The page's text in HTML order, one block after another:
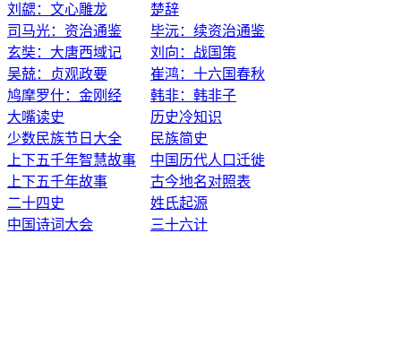
刘勰：文心雕龙
楚辞
司马光：资治通鉴
毕沅：续资治通鉴
玄奘：大唐西域记
刘向：战国策
吴兢：贞观政要
崔鸿：十六国春秋
鸠摩罗什：金刚经
韩非：韩非子
大嘴读史
历史冷知识
少数民族节日大全
民族简史
上下五千年智慧故事
中国历代人口迁徙
上下五千年故事
古今地名对照表
二十四史
姓氏起源
中国诗词大会
三十六计